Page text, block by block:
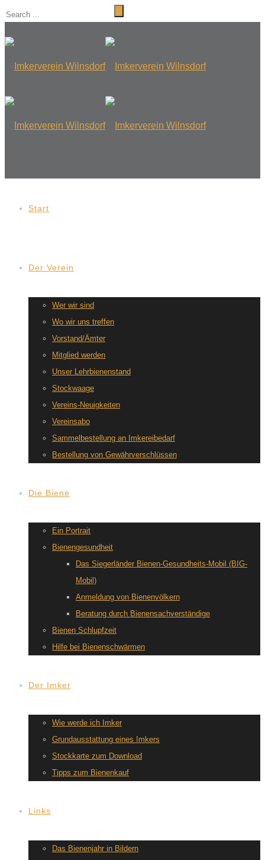
Start
Der Verein
Wer wir sind
Wo wir uns treffen
Vorstand/Ämter
Mitglied werden
Unser Lehrbienenstand
Stockwaage
Vereins-Neuigkeiten
Vereinsabo
Sammelbestellung an Imkereibedarf
Bestellung von Gewährverschlüssen
Die Biene
Ein Portrait
Bienengesundheit
Das Siegerländer Bienen-Gesundheits-Mobil (BIG-
Mobil)
Anmeldung von Bienenvölkern
Beratung durch Bienensachverständige
Bienen Schlupfzeit
Hilfe bei Bienenschwärmen
Der Imker
Wie werde ich Imker
Grundausstattung eines Imkers
Stockkarte zum Download
Tipps zum Bienenkauf
Links
Das Bienenjahr in Bildern